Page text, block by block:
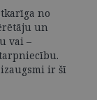
no
un
vai –
ir šī